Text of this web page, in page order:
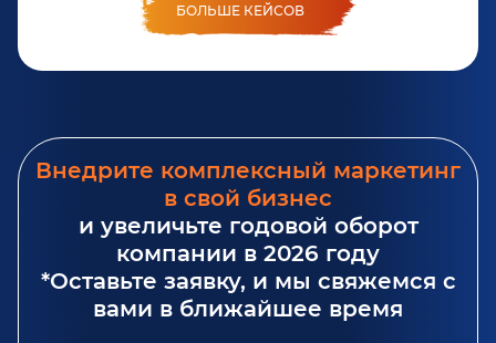
БОЛЬШЕ КЕЙСОВ
Внедрите комплексный маркетинг
в свой бизнес
и увеличьте годовой оборот
компании в 2026 году
*Оставьте заявку, и мы свяжемся с
вами в ближайшее время